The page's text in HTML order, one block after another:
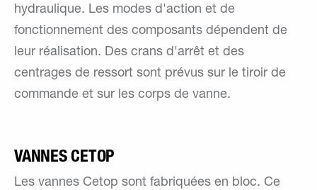
hydraulique. Les modes d'action et de
fonctionnement des composants dépendent de
leur réalisation. Des crans d'arrêt et des
centrages de ressort sont prévus sur le tiroir de
commande et sur les corps de vanne.
VANNES CETOP
Les vannes Cetop sont fabriquées en bloc. Ce